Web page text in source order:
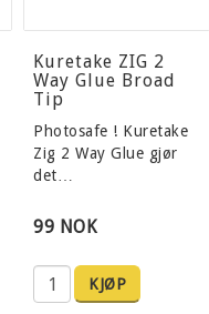
Kuretake ZIG 2
Way Glue Broad
Tip
Photosafe ! Kuretake
Zig 2 Way Glue gjør
det…
99 NOK
KJØP